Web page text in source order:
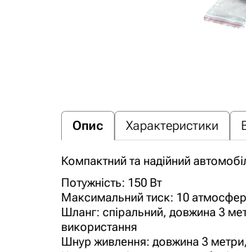
Опис Характеристики
Компактний та надійний
Потужність: 150 Вт
Максимальний тиск: 10 атмосфер
Шланг: спіральний, довжина 3
використання
Шнур живлення: довжина 3